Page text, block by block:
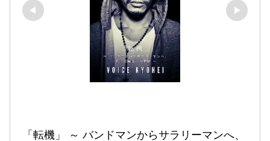
「転機」 ～ バンドマンからサラリーマンへ、